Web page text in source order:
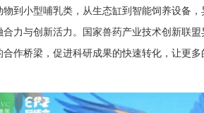
到小型哺乳类，从生态缸到智能饲养设备
力与创新活力。国家兽药产业技术创新联
作桥梁，促进科研成果的快速转化，让更